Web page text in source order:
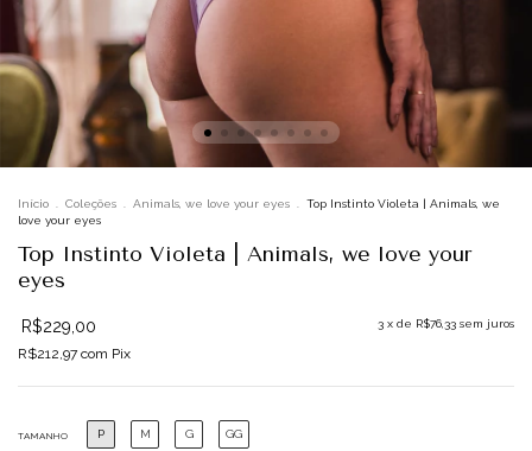
Início . Coleções . Animals, we love your eyes . Top Instinto Violeta | Animals, we
love your eyes
Top Instinto Violeta | Animals, we love your
eyes
R$229,00 3 x de R$76,33 sem juros
R$212,97 com Pix
TAMANHO P M G GG